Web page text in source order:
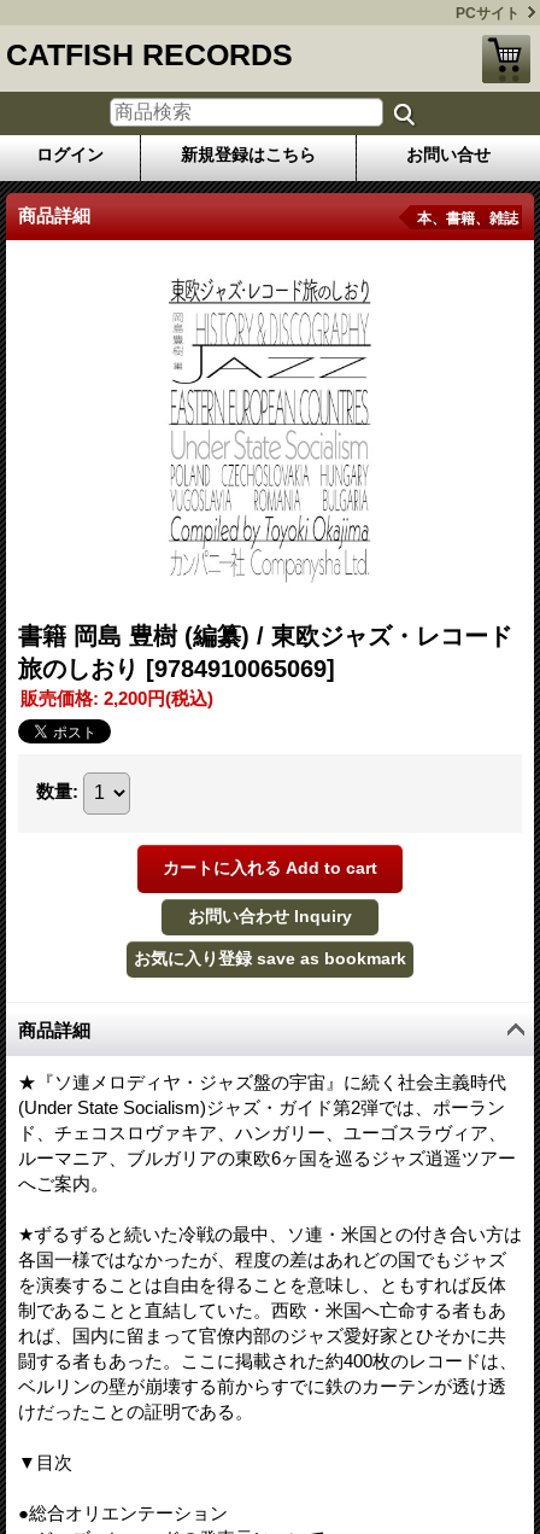
PCサイト
CATFISH RECORDS
ログイン 新規登録はこちら お問い合せ
商品詳細 本、書籍、雑誌
書籍 岡島 豊樹 (編纂) / 東欧ジャズ・レコード
旅のしおり [9784910065069]
販売価格: 2,200円(税込)
数量:
商品詳細
★『ソ連メロディヤ・ジャズ盤の宇宙』に続く社会主義時代
(Under State Socialism)ジャズ・ガイド第2弾では、ポーラン
ド、チェコスロヴァキア、ハンガリー、ユーゴスラヴィア、
ルーマニア、ブルガリアの東欧6ヶ国を巡るジャズ逍遥ツアー
へご案内。
★ずるずると続いた冷戦の最中、ソ連・米国との付き合い方は
各国一様ではなかったが、程度の差はあれどの国でもジャズ
を演奏することは自由を得ることを意味し、ともすれば反体
制であることと直結していた。西欧・米国へ亡命する者もあ
れば、国内に留まって官僚内部のジャズ愛好家とひそかに共
闘する者もあった。ここに掲載された約400枚のレコードは、
ベルリンの壁が崩壊する前からすでに鉄のカーテンが透け透
けだったことの証明である。
▼目次
●総合オリエンテーション